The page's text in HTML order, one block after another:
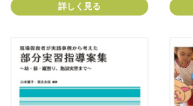
詳しく見る